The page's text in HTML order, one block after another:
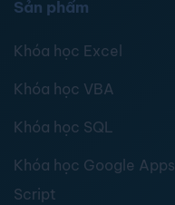
Sản phẩm
Khóa học Excel
Khóa học VBA
Khóa học SQL
Khóa học Google Apps
Script